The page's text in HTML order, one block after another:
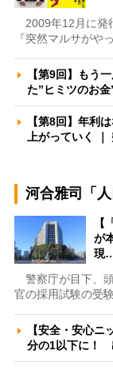
2009年12月に発
『突然マルサがや
【第9回】もう
た”ヒミツのお
【第8回】年利
上がっていく
河合雅司「
が
現
警察庁が目下、
官の採用試験の受
【安全・安心
分の1以下に！